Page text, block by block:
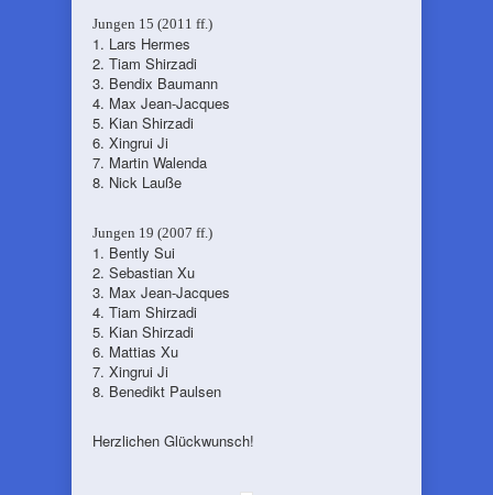
Jungen 15 (2011 ff.)
1. Lars Hermes
2. Tiam Shirzadi
3. Bendix Baumann
4. Max Jean-Jacques
5. Kian Shirzadi
6. Xingrui Ji
7. Martin Walenda
8. Nick Lauße
Jungen 19 (2007 ff.)
1. Bently Sui
2. Sebastian Xu
3. Max Jean-Jacques
4. Tiam Shirzadi
5. Kian Shirzadi
6. Mattias Xu
7. Xingrui Ji
8. Benedikt Paulsen
Herzlichen Glückwunsch!